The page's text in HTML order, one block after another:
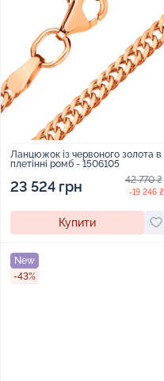
Ланцюжок із червоного золота в
плетінні ромб - 1506105
23 524 грн 42 770 ₴
-19 246 ₴
Купити
New
-43%